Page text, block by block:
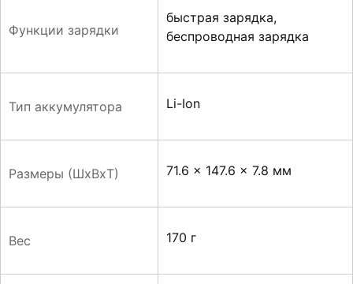
Функции зарядки
быстрая зарядка,
беспроводная зарядка
Тип аккумулятора Li-Ion
Размеры (ШxВxТ) 71.6 x 147.6 x 7.8 мм
Вес 170 г